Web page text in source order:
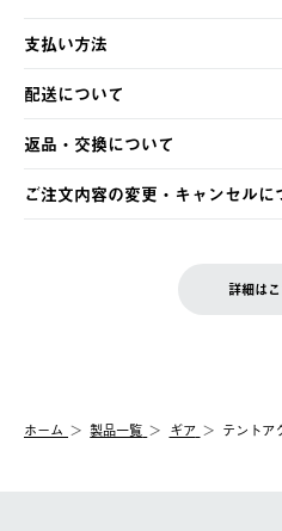
支払い方法
以下のいずれかの方法でお支払い
・クレジットカード決済
・コンビニ決済
・Pay-easy決済
配送について
【発送スケジュール】
ご注文・ご入金完了より2営業日
土日祝の発送はございませんので
の発送となる場合がございます。
【配送業者】
佐川急便にて配送されます。
返品・交換について
※お客様都合の場合
お客様都合の返品にかかる送料
一度お手元の商品を返品いただき
ご注文内容の変更・キャンセルに
LOGOS FAMILY会員の方は、会
詳細は
ホーム 製品一覧 ギア テントア